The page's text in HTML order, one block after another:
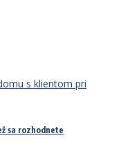
sa rozhodnete